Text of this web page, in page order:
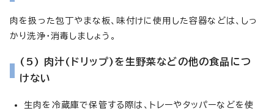
肉を扱った包丁やまな板、味付けに使用した容器などは、しっ
かり洗浄・消毒しましょう。
(5) 肉汁(ドリップ)を生野菜などの他の食品につ
けない
生肉を冷蔵庫で保管する際は、トレーやタッパーなどを使